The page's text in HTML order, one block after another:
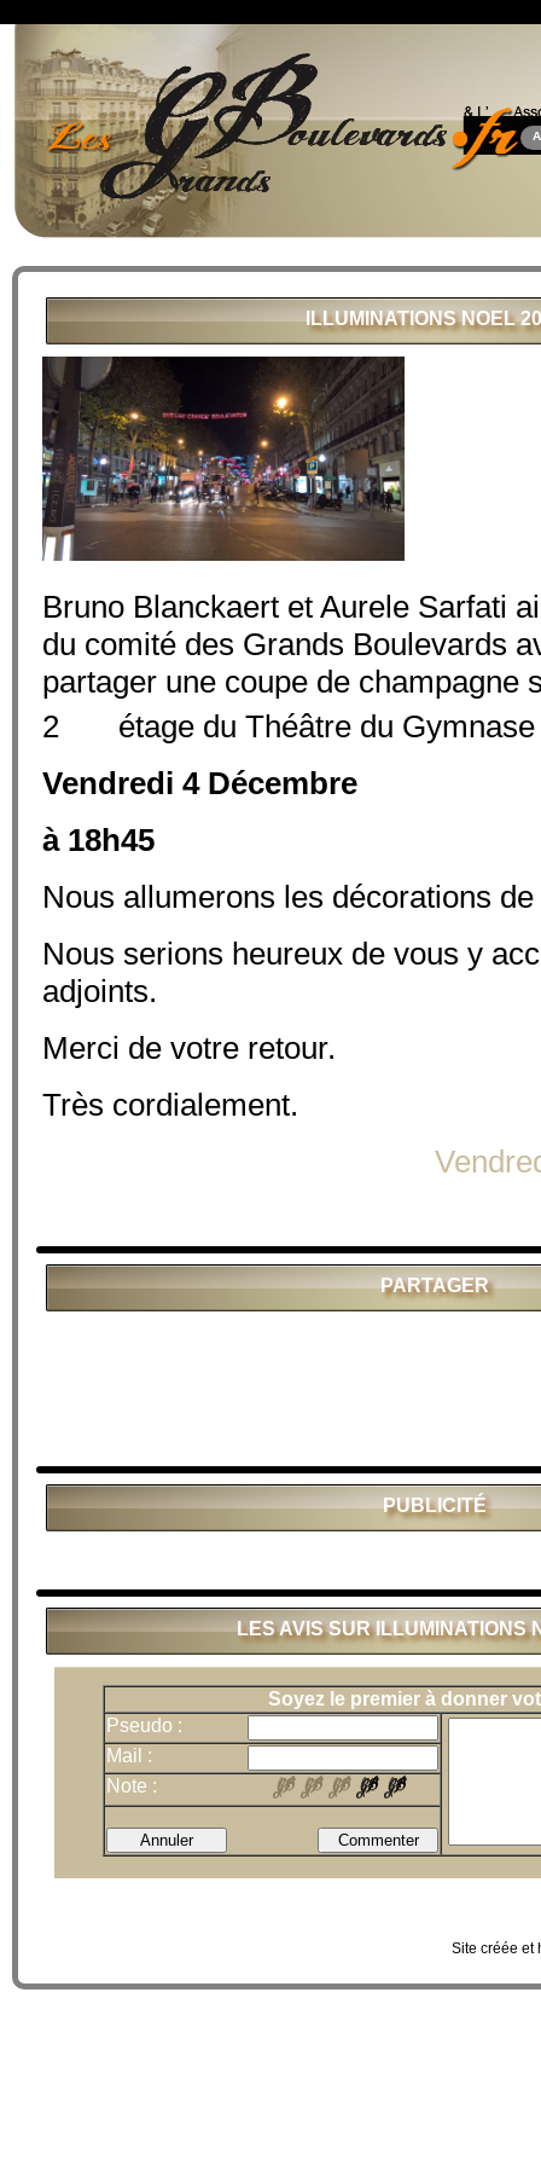
ILLUMINATIONS NOEL
Bruno Blanckaert et Aurele Sarfati
du comité des Grands Boulevards
partager une coupe de champagne
2
étage du Théâtre du
Vendredi 4 Décembre
à 18h45
Nous allumerons les décorations
Nous serions heureux de vous y
adjoints.
Merci de votre retour.
Très cordialement.
PARTAGER
PUBLICITÉ
LES AVIS SUR ILLUMINATIONS
Soyez le premier à donner
Pseudo :
Mail :
Note :
Site créée et